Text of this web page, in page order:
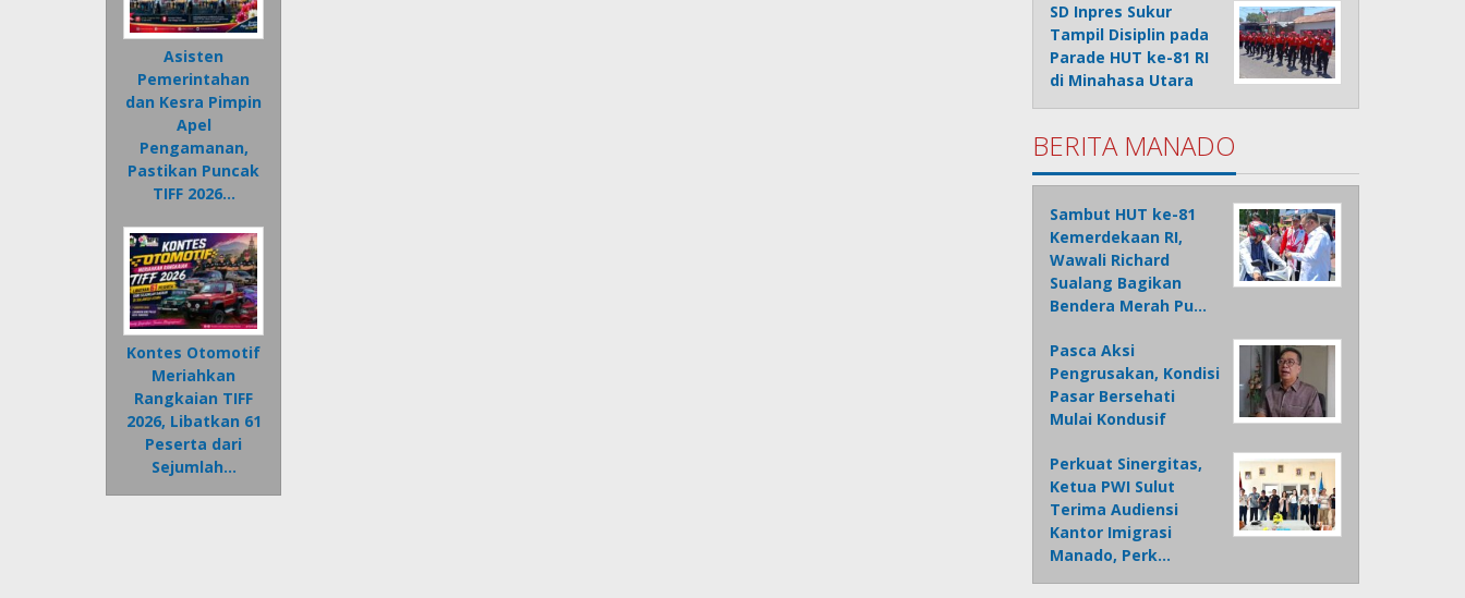
Asisten
Pemerintahan
dan Kesra Pimpin
Apel
Pengamanan,
Pastikan Puncak
TIFF 2026…
Kontes Otomotif
Meriahkan
Rangkaian TIFF
2026, Libatkan 61
Peserta dari
Sejumlah…
SD Inpres Sukur
Tampil Disiplin pada
Parade HUT ke-81 RI
di Minahasa Utara
BERITA MANADO
Sambut HUT ke-81
Kemerdekaan RI,
Wawali Richard
Sualang Bagikan
Bendera Merah Pu…
Pasca Aksi
Pengrusakan, Kondisi
Pasar Bersehati
Mulai Kondusif
Perkuat Sinergitas,
Ketua PWI Sulut
Terima Audiensi
Kantor Imigrasi
Manado, Perk…